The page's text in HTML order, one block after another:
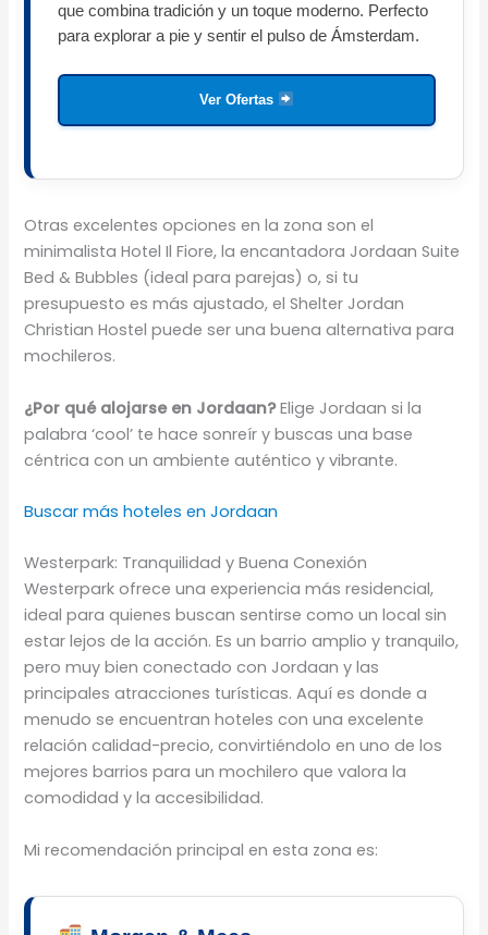
que combina tradición y un toque moderno. Perfecto
para explorar a pie y sentir el pulso de Ámsterdam.
Ver Ofertas
Otras excelentes opciones en la zona son el
minimalista Hotel Il Fiore, la encantadora Jordaan Suite
Bed & Bubbles (ideal para parejas) o, si tu
presupuesto es más ajustado, el Shelter Jordan
Christian Hostel puede ser una buena alternativa para
mochileros.
¿Por qué alojarse en Jordaan?Elige Jordaan si la
palabra ‘cool’ te hace sonreír y buscas una base
céntrica con un ambiente auténtico y vibrante.
Buscar más hoteles en Jordaan
Westerpark: Tranquilidad y Buena Conexión
Westerpark ofrece una experiencia más residencial,
ideal para quienes buscan sentirse como un local sin
estar lejos de la acción. Es un barrio amplio y tranquilo,
pero muy bien conectado con Jordaan y las
principales atracciones turísticas. Aquí es donde a
menudo se encuentran hoteles con una excelente
relación calidad-precio, convirtiéndolo en uno de los
mejores barrios para un mochilero que valora la
comodidad y la accesibilidad.
Mi recomendación principal en esta zona es: